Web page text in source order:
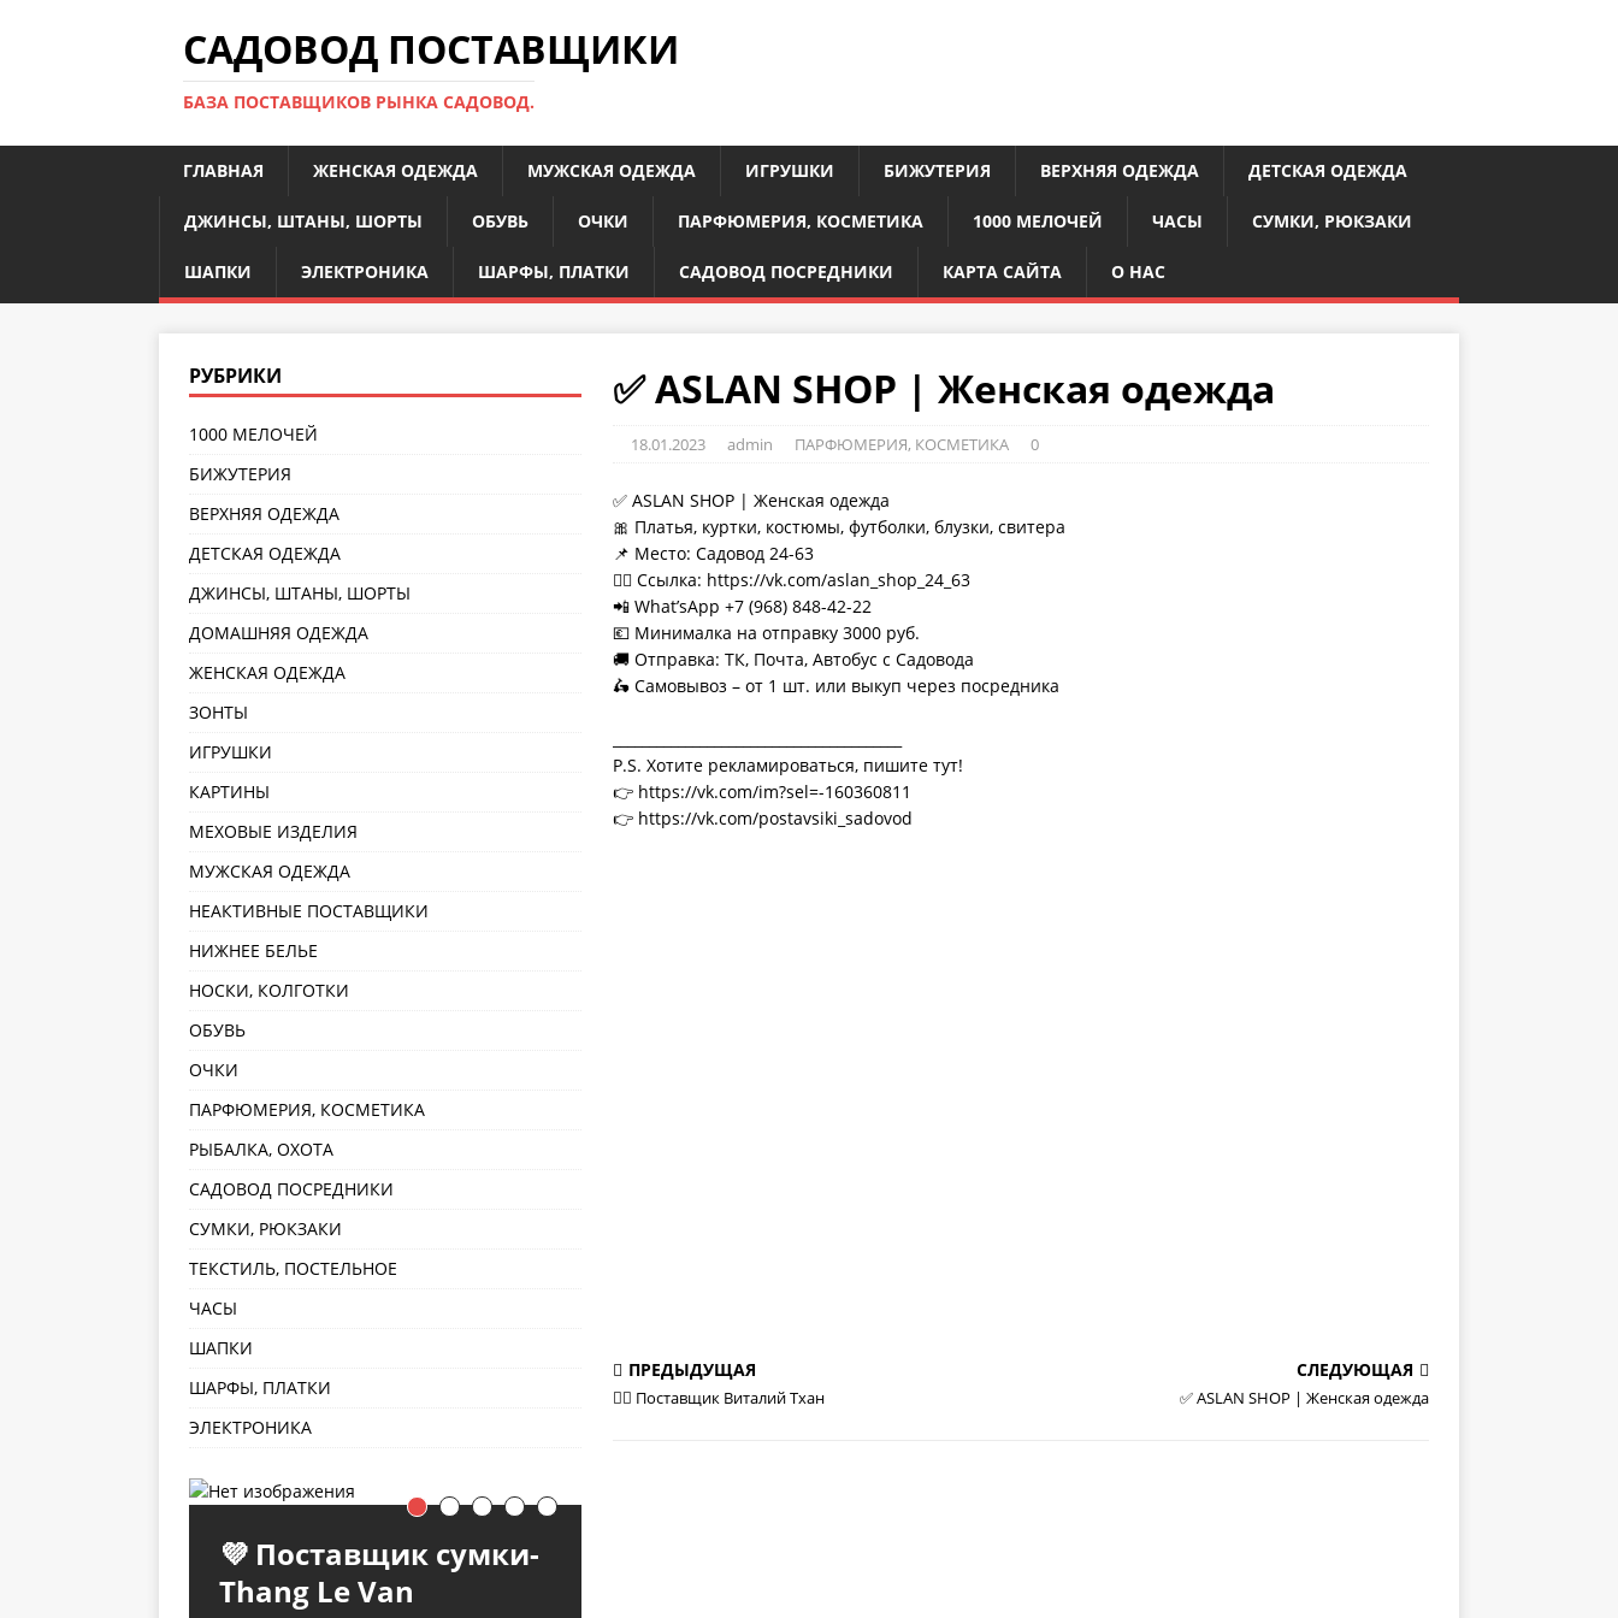
САДОВОД ПОСТАВЩИКИ
БАЗА ПОСТАВЩИКОВ РЫНКА САДОВОД.
ГЛАВНАЯ ЖЕНСКАЯ ОДЕЖДА МУЖСКАЯ ОДЕЖДА ИГРУШКИ БИЖУТЕРИЯ ВЕРХНЯЯ ОДЕЖДА ДЕТСКАЯ ОДЕЖДА
ДЖИНСЫ, ШТАНЫ, ШОРТЫ ОБУВЬ ОЧКИ ПАРФЮМЕРИЯ, КОСМЕТИКА 1000 МЕЛОЧЕЙ ЧАСЫ СУМКИ, РЮКЗАКИ
ШАПКИ ЭЛЕКТРОНИКА ШАРФЫ, ПЛАТКИ САДОВОД ПОСРЕДНИКИ КАРТА САЙТА О НАС
✅ ASLAN SHOP | Женская одежда
18.01.2023 admin ПАРФЮМЕРИЯ, КОСМЕТИКА 0
✅ ASLAN SHOP | Женская одежда
🎀 Платья, куртки, костюмы, футболки, блузки, свитера
📌 Место: Садовод 24-63
👉🏻 Ссылка: https://vk.com/aslan_shop_24_63
📲 What’sApp +7 (968) 848-42-22
💶 Минималка на отправку 3000 руб.
🚚 Отправка: ТК, Почта, Автобус с Садовода
🛵 Самовывоз – от 1 шт. или выкуп через посредника
P.S. Хотите рекламироваться, пишите тут!
👉 https://vk.com/im?sel=-160360811
👉 https://vk.com/postavsiki_sadovod
ПРЕДЫДУЩАЯ
💁‍♂ Поставщик Виталий Тхан
СЛЕДУЮЩАЯ
✅ ASLAN SHOP | Женская одежда
РУБРИКИ
1000 МЕЛОЧЕЙ
БИЖУТЕРИЯ
ВЕРХНЯЯ ОДЕЖДА
ДЕТСКАЯ ОДЕЖДА
ДЖИНСЫ, ШТАНЫ, ШОРТЫ
ДОМАШНЯЯ ОДЕЖДА
ЖЕНСКАЯ ОДЕЖДА
ЗОНТЫ
ИГРУШКИ
КАРТИНЫ
МЕХОВЫЕ ИЗДЕЛИЯ
МУЖСКАЯ ОДЕЖДА
НЕАКТИВНЫЕ ПОСТАВЩИКИ
НИЖНЕЕ БЕЛЬЕ
НОСКИ, КОЛГОТКИ
ОБУВЬ
ОЧКИ
ПАРФЮМЕРИЯ, КОСМЕТИКА
РЫБАЛКА, ОХОТА
САДОВОД ПОСРЕДНИКИ
СУМКИ, РЮКЗАКИ
ТЕКСТИЛЬ, ПОСТЕЛЬНОЕ
ЧАСЫ
ШАПКИ
ШАРФЫ, ПЛАТКИ
ЭЛЕКТРОНИКА
💜 Поставщик сумки-
Thang Le Van
💚 Аксессуары для
волос и товары для
💁‍♂ Расул Ахмадов
💁‍♂ Расул Ахмадов 💜 Носки, трусы,
🍀 Саша Иванов
🍀 Саша Иванов✅ Товары для дома и
💁‍♂ Сад и огород , 1000
мелочей